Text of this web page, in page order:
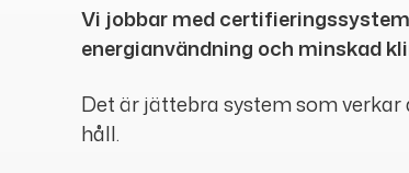
Vi jobbar med
energianvändning och minskad
Det är jättebra system som
håll.